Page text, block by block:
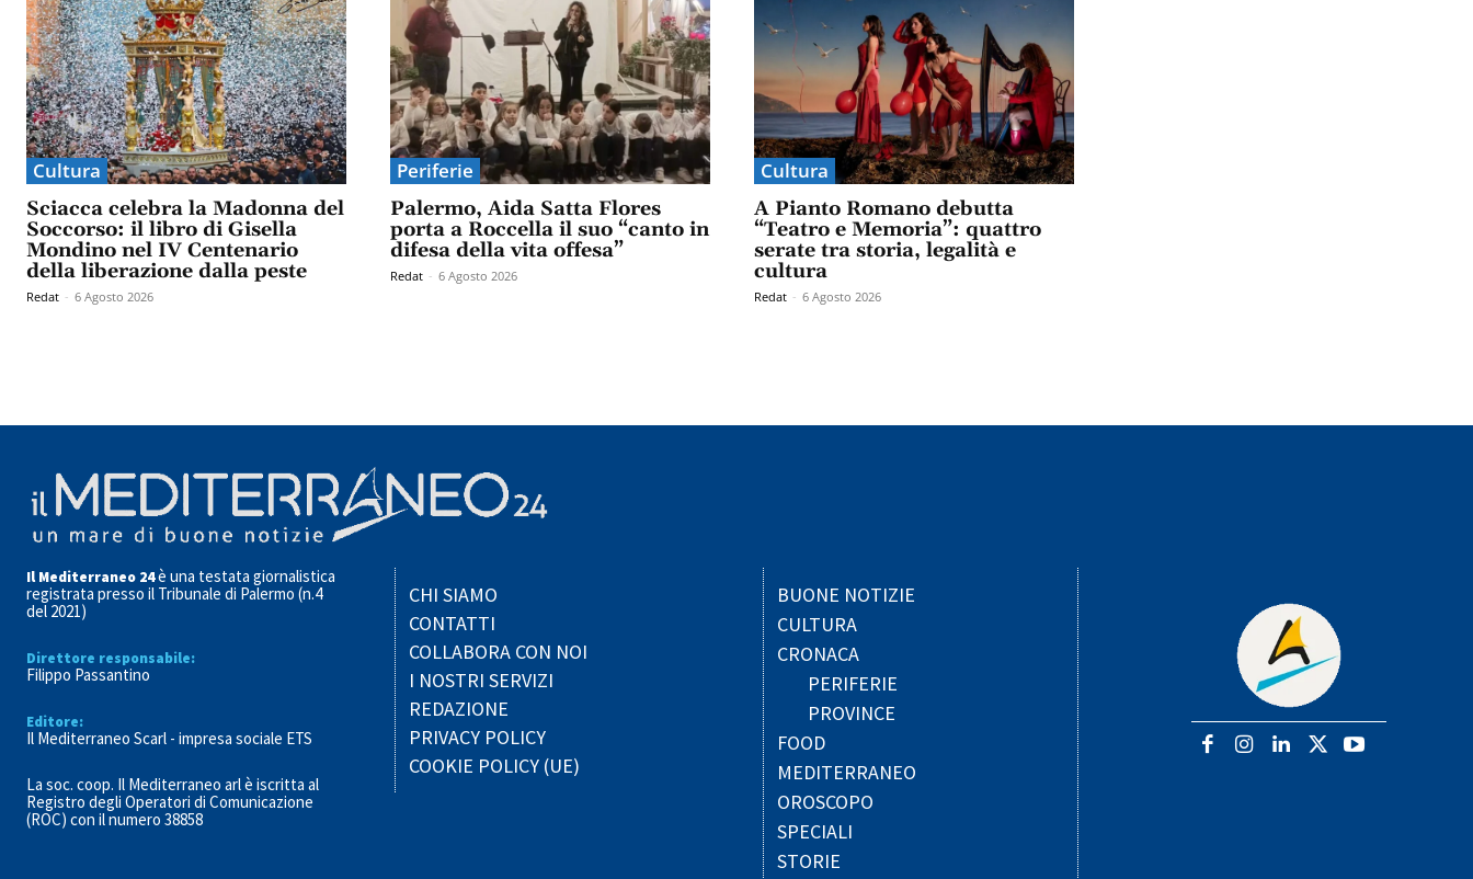
Cultura
Sciacca celebra la Madonna del
Soccorso: il libro di Gisella
Mondino nel IV Centenario
della liberazione dalla peste
Redat - 6 Agosto 2026
Periferie
Palermo, Aida Satta Flores
porta a Roccella il suo “canto in
difesa della vita offesa”
Redat - 6 Agosto 2026
Cultura
A Pianto Romano debutta
“Teatro e Memoria”: quattro
serate tra storia, legalità e
cultura
Redat - 6 Agosto 2026
Il Mediterraneo 24è una testata giornalistica
registrata presso il Tribunale di Palermo (n.4
del 2021)
Direttore responsabile:
Filippo Passantino
Editore:
Il Mediterraneo Scarl - impresa sociale ETS
La soc. coop. Il Mediterraneo arl è iscritta al
Registro degli Operatori di Comunicazione
(ROC) con il numero 38858
CHI SIAMO
CONTATTI
COLLABORA CON NOI
I NOSTRI SERVIZI
REDAZIONE
PRIVACY POLICY
COOKIE POLICY (UE)
BUONE NOTIZIE
CULTURA
CRONACA
PERIFERIE
PROVINCE
FOOD
MEDITERRANEO
OROSCOPO
SPECIALI
STORIE